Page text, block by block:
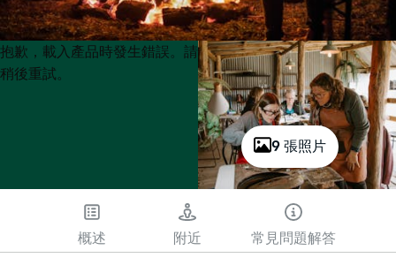
9 張照片
Product
List
Product
List
抱歉，載入產品時發生錯誤。請
稍後重試。
概述 附近 常見問題解答